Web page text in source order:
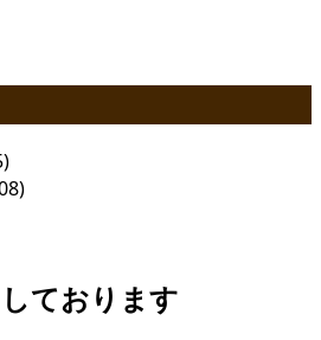
ております